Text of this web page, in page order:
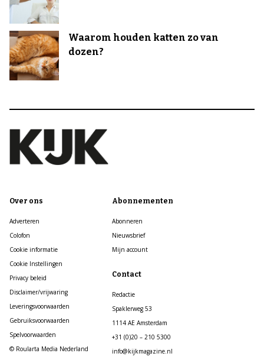
Waarom houden katten zo van
dozen?
Over ons
Adverteren
Colofon
Cookie informatie
Cookie Instellingen
Privacy beleid
Disclaimer/vrijwaring
Leveringsvoorwaarden
Gebruiksvoorwaarden
Spelvoorwaarden
© Roularta Media Nederland
Abonnementen
Abonneren
Nieuwsbrief
Mijn account
Contact
Redactie
Spaklerweg 53
1114 AE Amsterdam
+31 (0)20 – 210 5300
info@kijkmagazine.nl